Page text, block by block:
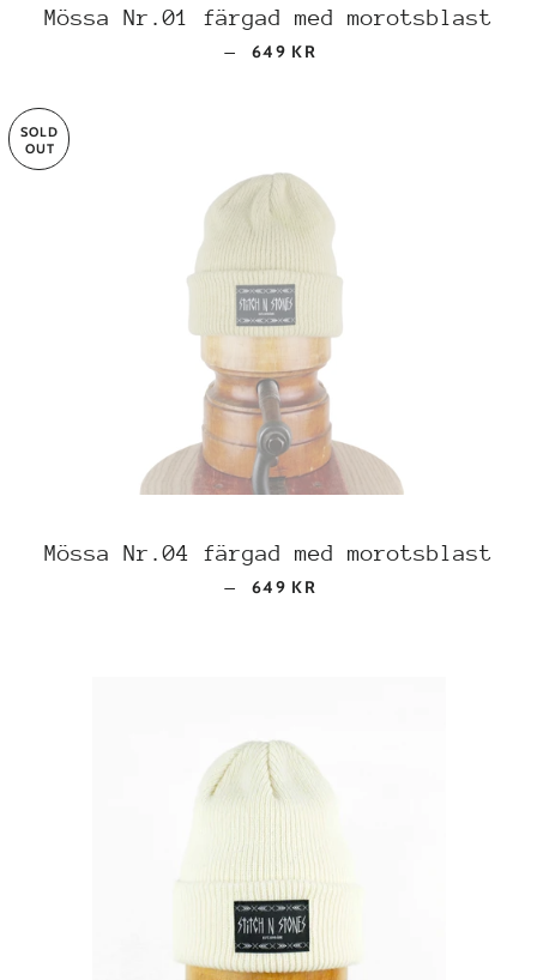
Mössa Nr.01 färgad med morotsblast
— REGULAR PRICE
649 KR
SOLD
OUT
Mössa Nr.04 färgad med morotsblast
— REGULAR PRICE
649 KR